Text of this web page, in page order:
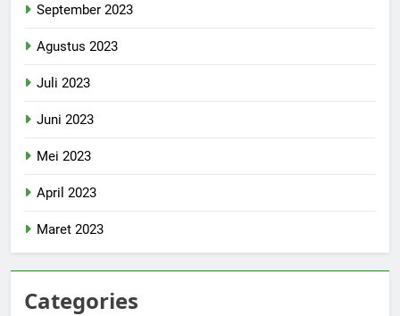
September 2023
Agustus 2023
Juli 2023
Juni 2023
Mei 2023
April 2023
Maret 2023
Categories